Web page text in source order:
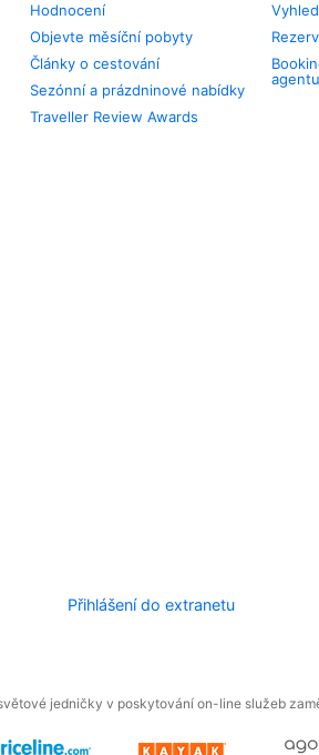
Hodnocení
Objevte měsíční pobyty
Články o cestování
Sezónní a prázdninové nabídky
Traveller Review Awards
Přihlášení do extranetu
jedničky v poskytování on-line služeb